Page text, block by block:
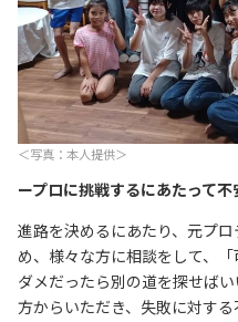
＜写真：本人提供＞
ープロに挑戦するにあたって
進路を決めるにあたり、元プ
め、様々な方に相談をして、「
ダメだったら別の道を探せば
方からいただき、失敗に対す